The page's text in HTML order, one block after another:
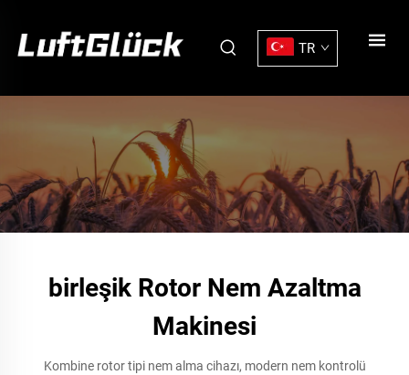
TR
birleşik Rotor Nem Azaltma
Makinesi
Kombine rotor tipi nem alma cihazı, modern nem kontrolü